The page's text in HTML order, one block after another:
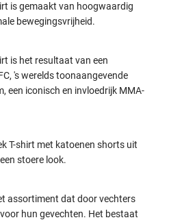
is gemaakt van hoogwaardig
bewegingsvrijheid.
is het resultaat van een
's werelds toonaangevende
een iconisch en invloedrijk MMA-
T-shirt met katoenen shorts uit
stoere look.
assortiment dat door vechters
hun gevechten. Het bestaat